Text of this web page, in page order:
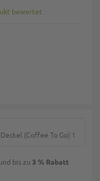
bewertet
(Coffee To Go) 12-24oz.
bis zu 3 % Rabatt